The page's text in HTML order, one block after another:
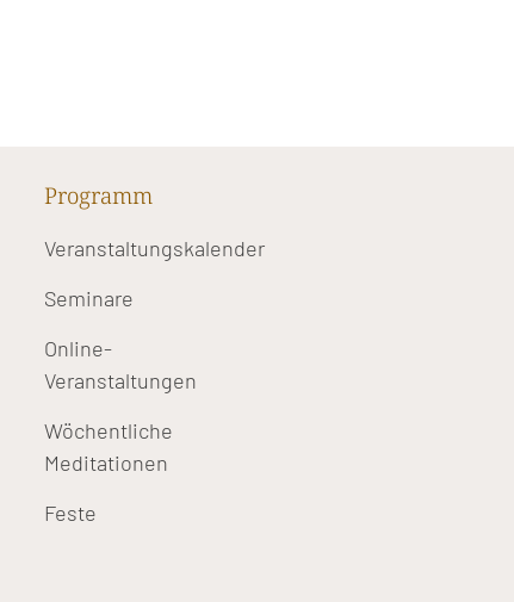
Programm
Veranstaltungskalender
Seminare
Online-
Veranstaltungen
Wöchentliche
Meditationen
Feste